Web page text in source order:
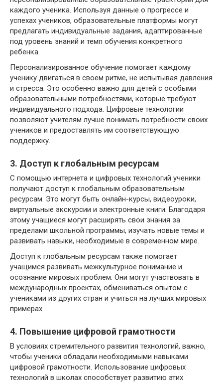
каждого ученика. Используя данные о прогрессе и
успехах учеников, образовательные платформы могут
предлагать индивидуальные задания, адаптированные
под уровень знаний и темп обучения конкретного
ребенка.
Персонализированное обучение помогает каждому
ученику двигаться в своем ритме, не испытывая давления
и стресса. Это особенно важно для детей с особыми
образовательными потребностями, которые требуют
индивидуального подхода. Цифровые технологии
позволяют учителям лучше понимать потребности своих
учеников и предоставлять им соответствующую
поддержку.
3. Доступ к глобальным ресурсам
С помощью интернета и цифровых технологий ученики
получают доступ к глобальным образовательным
ресурсам. Это могут быть онлайн-курсы, видеоуроки,
виртуальные экскурсии и электронные книги. Благодаря
этому учащиеся могут расширять свои знания за
пределами школьной программы, изучать новые темы и
развивать навыки, необходимые в современном мире.
Доступ к глобальным ресурсам также помогает
учащимся развивать межкультурное понимание и
осознание мировых проблем. Они могут участвовать в
международных проектах, обмениваться опытом с
учениками из других стран и учиться на лучших мировых
примерах.
4. Повышение цифровой грамотности
В условиях стремительного развития технологий, важно,
чтобы ученики обладали необходимыми навыками
цифровой грамотности. Использование цифровых
технологий в школах способствует развитию этих